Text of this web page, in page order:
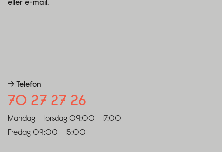
eller e-mail.
→ Telefon
70 27 27 26
Mandag - torsdag 09:00 - 17:00
Fredag 09:00 - 15:00